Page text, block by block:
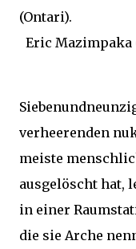
(Ontari).
Eric Mazimpaka
verheerenden
meiste
ausgelöscht hat,
in einer
die sie Arche